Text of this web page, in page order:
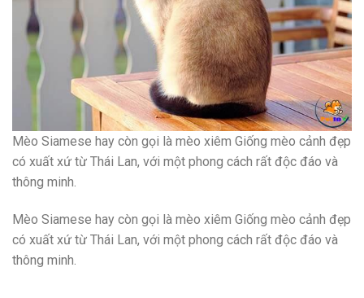
Mèo Siamese hay còn gọi là mèo xiêm Giống mèo cảnh đẹp
có xuất xứ từ Thái Lan, với một phong cách rất độc đáo và
thông minh.
Mèo Siamese hay còn gọi là mèo xiêm Giống mèo cảnh đẹp
có xuất xứ từ Thái Lan, với một phong cách rất độc đáo và
thông minh.